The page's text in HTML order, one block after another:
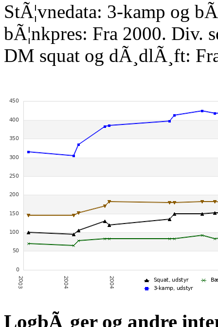
StÃ¦vnedata: 3-kamp og
bÃ¦nkpres: Fra 2000. Div.
DM squat og dÃ¸dlÃ¸ft:
LogbÃ¸ger og andre